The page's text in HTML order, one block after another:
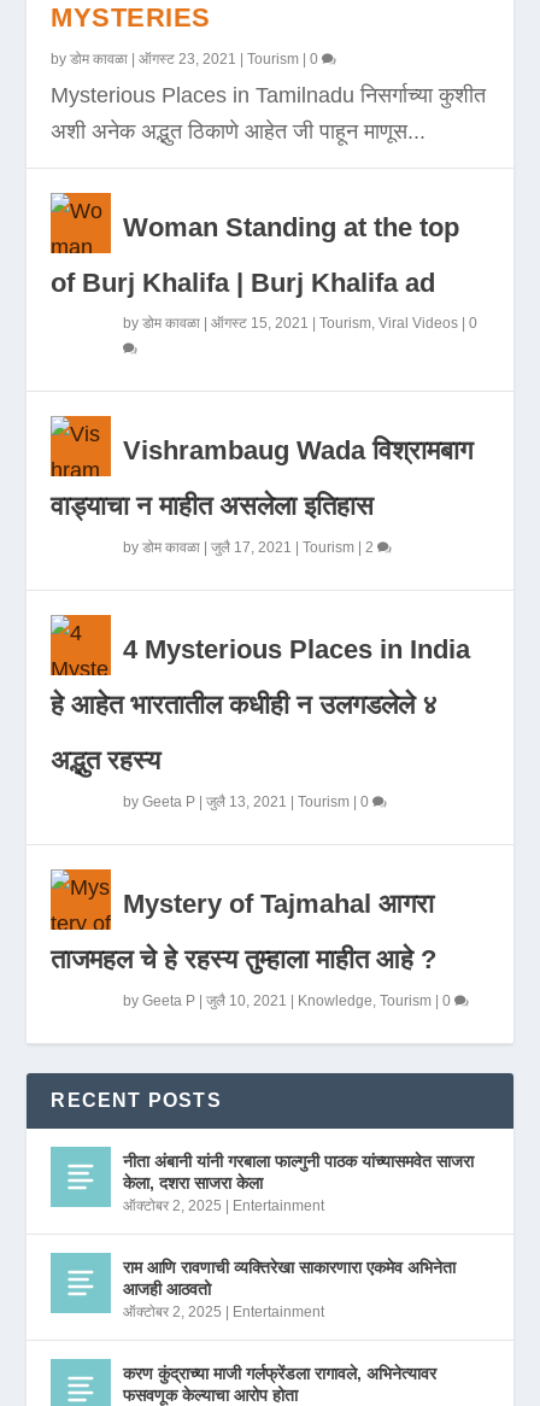
MYSTERIES
byडोम कावळा |ऑगस्ट 23, 2021 |Tourism |0
Mysterious Places in Tamilnadu निसर्गाच्या कुशीत
अशी अनेक अद्भुत ठिकाणे आहेत जी पाहून माणूस...
Woman Standing at the top
of Burj Khalifa | Burj Khalifa ad
byडोम कावळा |ऑगस्ट 15, 2021 |Tourism ,Viral Videos |0
Vishrambaug Wada विश्रामबाग
वाड्याचा न माहीत असलेला इतिहास
byडोम कावळा |जुलै 17, 2021 |Tourism | 2
4 Mysterious Places in India
हे आहेत भारतातील कधीही न उलगडलेले ४
अद्भुत रहस्य
byGeeta P |जुलै 13, 2021 |Tourism |0
Mystery of Tajmahal आगरा
ताजमहल चे हे रहस्य तुम्हाला माहीत आहे ?
byGeeta P |जुलै 10, 2021 | Knowledge ,Tourism |0
RECENT POSTS
नीता अंबानी यांनी गरबाला फाल्गुनी पाठक यांच्यासमवेत साजरा
केला, दशरा साजरा केला
ऑक्टोबर 2, 2025 | Entertainment
राम आणि रावणाची व्यक्तिरेखा साकारणारा एकमेव अभिनेता
आजही आठवतो
ऑक्टोबर 2, 2025 | Entertainment
करण कुंद्राच्या माजी गर्लफ्रेंडला रागावले, अभिनेत्यावर
फसवणूक केल्याचा आरोप होता